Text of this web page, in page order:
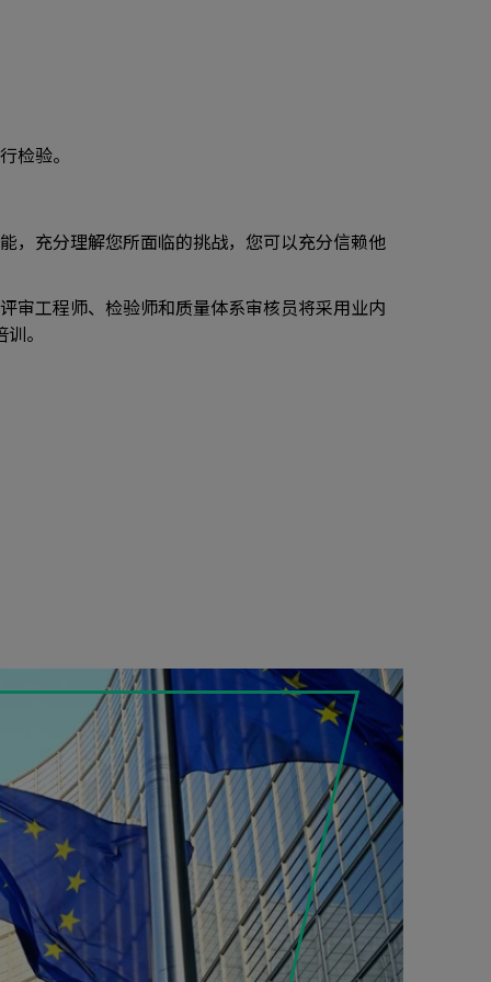
检验。
，充分理解您所面临的挑战，您可以充分信赖他
审工程师、检验师和质量体系审核员将采用业内
。